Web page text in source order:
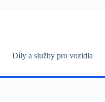
Díly a služby pro vozidla